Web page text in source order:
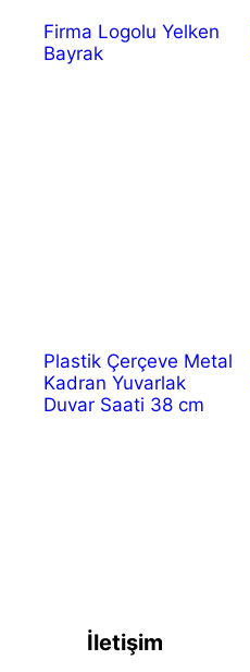
Firma Logolu Yelken
Bayrak
Plastik Çerçeve Metal
Kadran Yuvarlak
Duvar Saati 38 cm
İletişim